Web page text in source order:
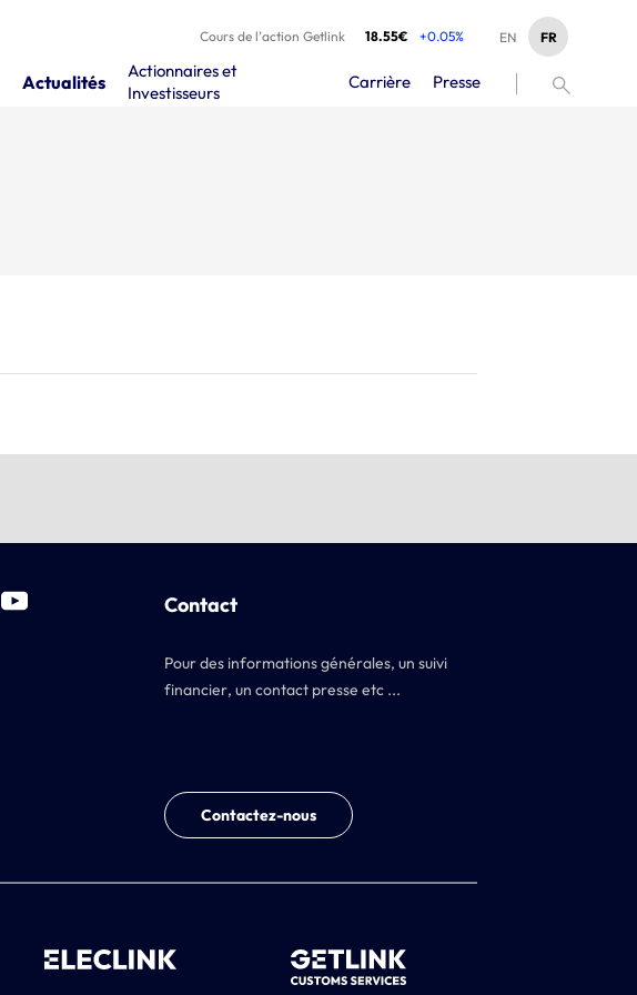
Cours de l’action Getlink 18.55€ +0.05% FR
EN
Actualités
Actionnaires et
Investisseurs
Carrière Presse
Contact
Pour des informations générales, un suivi
financier, un contact presse etc ...
Contactez-nous